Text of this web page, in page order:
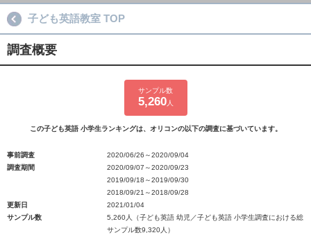
子ども英語教室 TOP
調査概要
サンプル数
5,260人
この子ども英語 小学生ランキングは、オリコンの以下の調査に基づいています。
事前調査
2020/06/26～2020/09/04
調査期間
2020/09/07～2020/09/23
2019/09/18～2019/09/30
2018/09/21～2018/09/28
更新日
2021/01/04
サンプル数
5,260人（子ども英語 幼児／子ども英語 小学生調査における総
サンプル数9,320人）